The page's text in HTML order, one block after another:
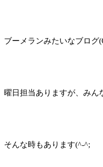
ブーメランみたいなブログ(
曜日担当ありますが、み
そんな時もあります(^-^;